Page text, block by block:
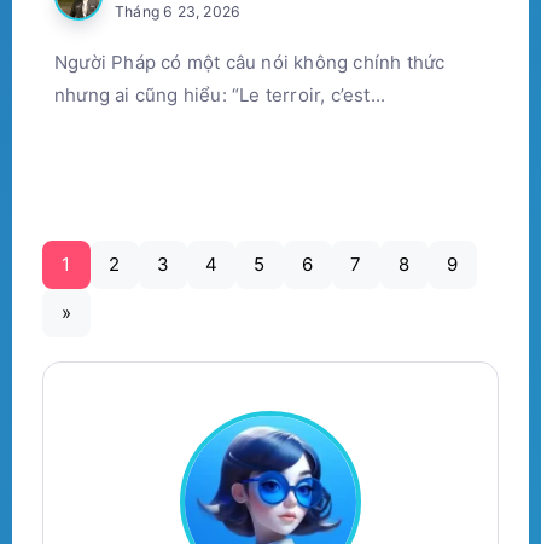
Tháng 6 23, 2026
Người Pháp có một câu nói không chính thức
nhưng ai cũng hiểu: “Le terroir, c’est...
1 2 3 4 5 6 7 8 9
»